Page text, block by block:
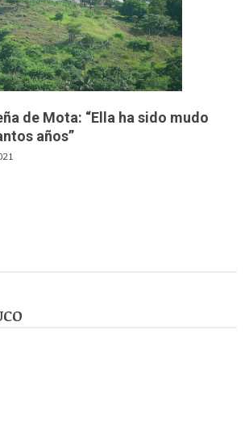
de Mota: “Ella ha sido mudo
años”